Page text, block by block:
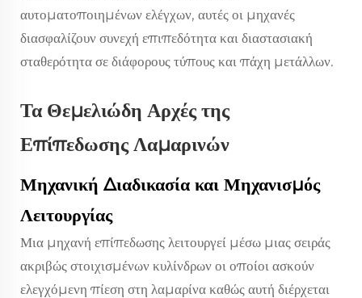
αυτοματοποιημένων ελέγχων, αυτές οι μηχανές
διασφαλίζουν συνεχή επιπεδότητα και διαστασιακή
σταθερότητα σε διάφορους τύπους και πάχη μετάλλων.
Τα Θεμελιώδη Αρχές της
Επίπεδωσης Λαμαρινών
Μηχανική Διαδικασία και Μηχανισμός
Λειτουργίας
Μια μηχανή επίπεδωσης λειτουργεί μέσω μιας σειράς
ακριβώς στοιχισμένων κυλίνδρων οι οποίοι ασκούν
ελεγχόμενη πίεση στη λαμαρίνα καθώς αυτή διέρχεται